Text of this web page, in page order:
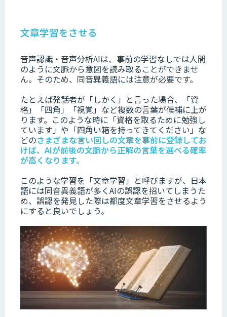
文章学習をさせる
音声認識・音声分析AIは、事前の学習なしでは人間
のように文脈から意図を読み取ることができませ
ん。そのため、同音異義語には注意が必要です。
たとえば発話者が「しかく」と言った場合、「資
格」「四角」「視覚」など複数の言葉が候補に上が
ります。このような時に「資格を取るために勉強し
ています」や「四角い箱を持ってきてください」な
どのさまざまな言い回しの文章を事前に登録してお
けば、AIが前後の文脈から正解の言葉を選べる確率
が高くなります。
このような学習を「文章学習」と呼びますが、日本
語には同音異義語が多くAIの誤認を招いてしまうた
め、誤認を発見した際は都度文章学習をさせるよう
にすると良いでしょう。